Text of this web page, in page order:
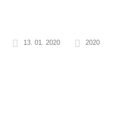
13. 01. 2020 2020